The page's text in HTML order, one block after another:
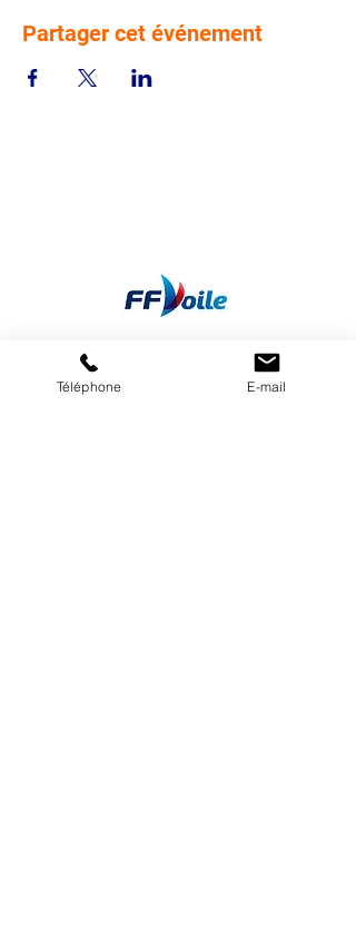
Partager cet événement
Téléphone E-mail